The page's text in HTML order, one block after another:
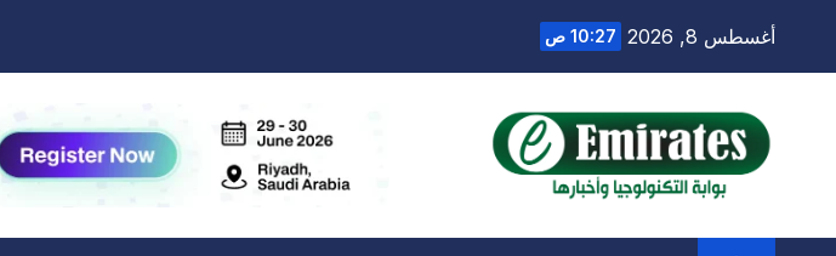
أغسطس 8, 2026 10:27 ص